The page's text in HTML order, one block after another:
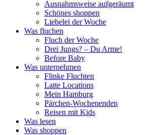
Ausnahmsweise aufgeräumt
Schönes shoppen
Liebelei der Woche
Was fluchen
Fluch der Woche
Drei Jungs? – Du Arme!
Before Baby
Was unternehmen
Flinke Fluchten
Latte Locations
Mein Hamburg
Pärchen-Wochenenden
Reisen mit Kids
Was lesen
Was shoppen